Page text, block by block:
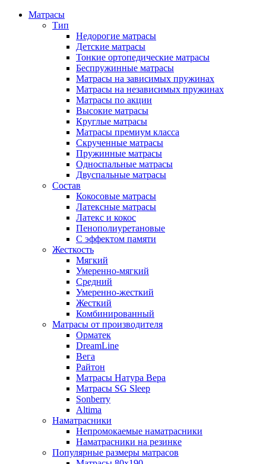
Матрасы
Тип
Недорогие матрасы
Детские матрасы
Тонкие ортопедические матрасы
Беспружинные матрасы
Матрасы на зависимых пружинах
Матрасы на независимых пружинах
Матрасы по акции
Высокие матрасы
Круглые матрасы
Матрасы премиум класса
Скрученные матрасы
Пружинные матрасы
Односпальные матрасы
Двуспальные матрасы
Состав
Кокосовые матрасы
Латексные матрасы
Латекс и кокос
Пенополиуретановые
С эффектом памяти
Жесткость
Мягкий
Умеренно-мягкий
Средний
Умеренно-жесткий
Жесткий
Комбинированный
Матрасы от производителя
Орматек
DreamLine
Вега
Райтон
Матрасы Натура Вера
Матрасы SG Sleep
Sonberry
Altima
Наматрасники
Непромокаемые наматрасники
Наматрасники на резинке
Популярные размеры матрасов